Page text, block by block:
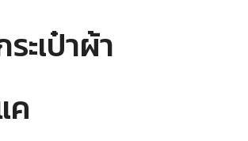
ระเป๋าผ้า
ค